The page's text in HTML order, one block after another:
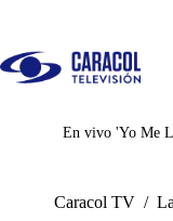
Juegos
En vivo 'Yo Me
Caracol TV /